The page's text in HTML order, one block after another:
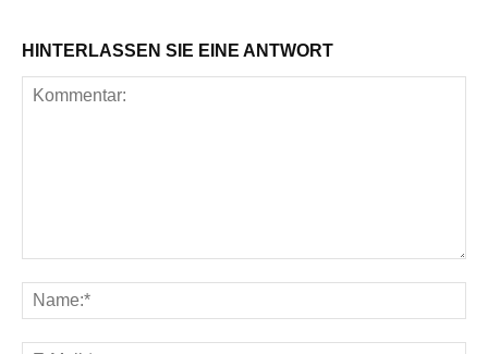
HINTERLASSEN SIE EINE ANTWORT